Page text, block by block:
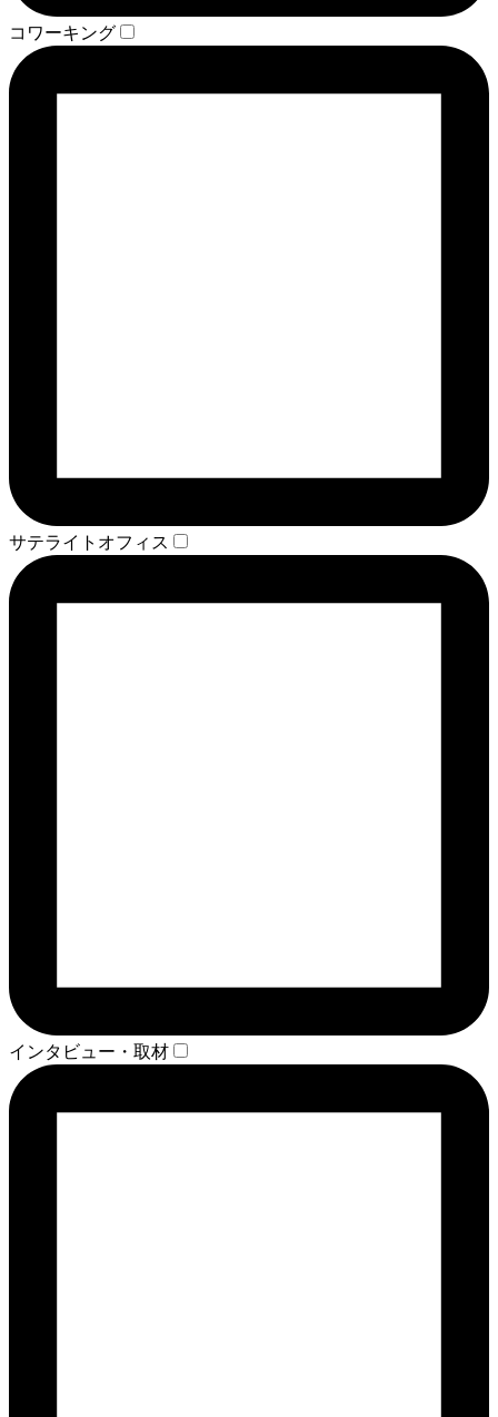
コワーキング
サテライトオフィス
インタビュー・取材